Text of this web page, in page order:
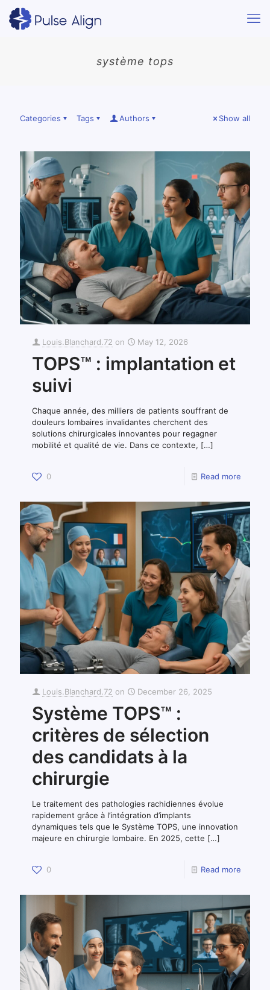
système tops
Categories Tags Authors Show all
Louis.Blanchard.72 on May 12, 2026
TOPS™ : implantation et
suivi
Chaque année, des milliers de patients souffrant de
douleurs lombaires invalidantes cherchent des
solutions chirurgicales innovantes pour regagner
mobilité et qualité de vie. Dans ce contexte, […]
0 Read more
Louis.Blanchard.72 on December 26, 2025
Système TOPS™ :
critères de sélection
des candidats à la
chirurgie
Le traitement des pathologies rachidiennes évolue
rapidement grâce à l’intégration d’implants
dynamiques tels que le Système TOPS, une innovation
majeure en chirurgie lombaire. En 2025, cette […]
0 Read more